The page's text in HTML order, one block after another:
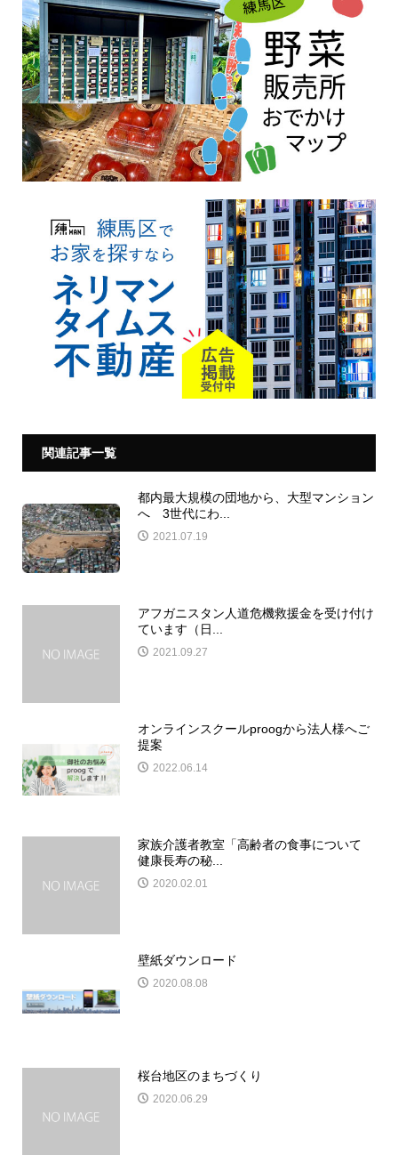
関連記事一覧
都内最大規模の団地から、大型マンション
へ 3世代にわ...
2021.07.19
アフガニスタン人道危機救援金を受け付け
ています（日...
2021.09.27
オンラインスクールproogから法人様へご
提案
2022.06.14
家族介護者教室「高齢者の食事について
健康長寿の秘...
2020.02.01
壁紙ダウンロード
2020.08.08
桜台地区のまちづくり
2020.06.29